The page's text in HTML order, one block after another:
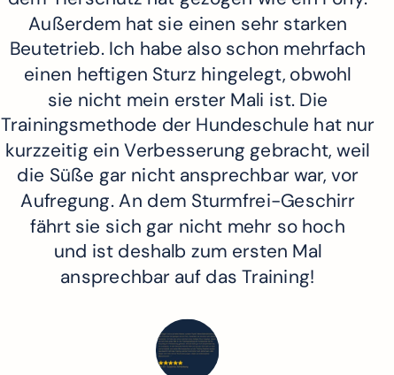
Außerdem hat sie einen sehr starken
Beutetrieb. Ich habe also schon mehrfach
einen heftigen Sturz hingelegt, obwohl
sie nicht mein erster Mali ist. Die
Trainingsmethode der Hundeschule hat nur
kurzzeitig ein Verbesserung gebracht, weil
die Süße gar nicht ansprechbar war, vor
Aufregung. An dem Sturmfrei-Geschirr
fährt sie sich gar nicht mehr so hoch
und ist deshalb zum ersten Mal
ansprechbar auf das Training!